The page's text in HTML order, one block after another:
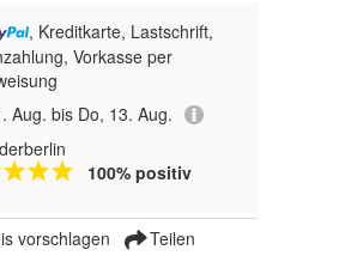
, Kreditkarte, Lastschrift,
Vorkasse per
Aug. bis Do, 13. Aug.
100% positiv
vorschlagen Teilen